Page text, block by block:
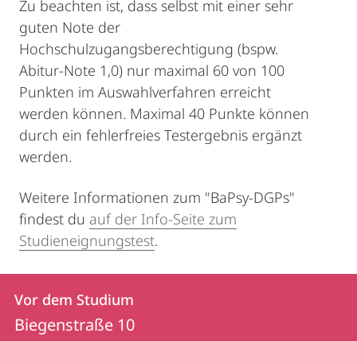
Zu beachten ist, dass selbst mit einer sehr
guten Note der
Hochschulzugangsberechtigung (bspw.
Abitur-Note 1,0) nur maximal 60 von 100
Punkten im Auswahlverfahren erreicht
werden können. Maximal 40 Punkte können
durch ein fehlerfreies Testergebnis ergänzt
werden.
Weitere Informationen zum "BaPsy-DGPs"
findest du auf der Info-Seite zum
Studieneignungstest.
Kontakt
und
Kontaktinformationen
Vor
Vor dem Studium
Biegenstraße 10